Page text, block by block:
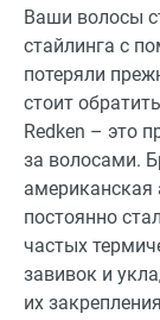
Ваши волосы
стайлинга с
потеряли
стоит
Redken – это
за волосами.
американская
постоянно
частых
завивок и
их